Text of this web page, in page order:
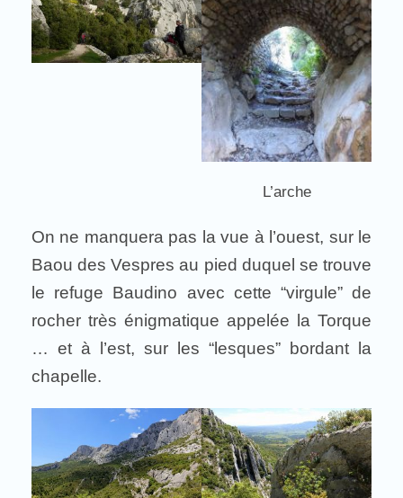
L’arche
On ne manquera pas la vue à l’ouest, sur le
Baou des Vespres au pied duquel se trouve
le refuge Baudino avec cette “virgule” de
rocher très énigmatique appelée la Torque
… et à l’est, sur les “lesques” bordant la
chapelle.